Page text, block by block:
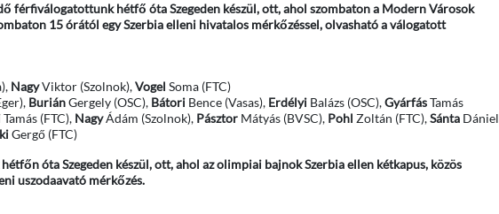
férfiválogatottunk hétfő óta Szegeden készül, ott, ahol szombaton a Modern Városok
15 órától egy Szerbia elleni hivatalos mérkőzéssel, olvasható a válogatott
NagyViktor (Szolnok),Vogel Soma (FTC)
BuriánGergely (OSC), BátoriBence (Vasas), ErdélyiBalázs (OSC),GyárfásTamás
Tamás (FTC), NagyÁdám (Szolnok), PásztorMátyás (BVSC), Pohl Zoltán (FTC),SántaDániel
Gergő (FTC)
óta Szegeden készül, ott, ahol az olimpiai bajnok Szerbia ellen kétkapus, közös
uszodaavató mérkőzés.